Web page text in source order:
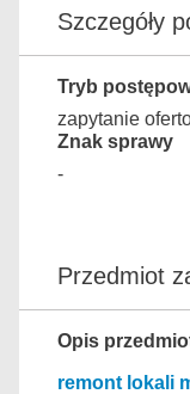
Szczegóły
Tryb
zapytanie
Znak sprawy
-
Przedmiot
Opis
remont lokali